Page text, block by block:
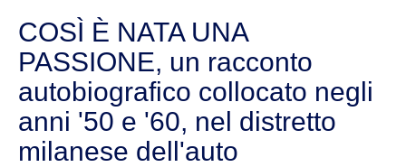
COSÌ È NATA UNA
PASSIONE, un racconto
autobiografico collocato negli
anni '50 e '60, nel distretto
milanese dell'auto